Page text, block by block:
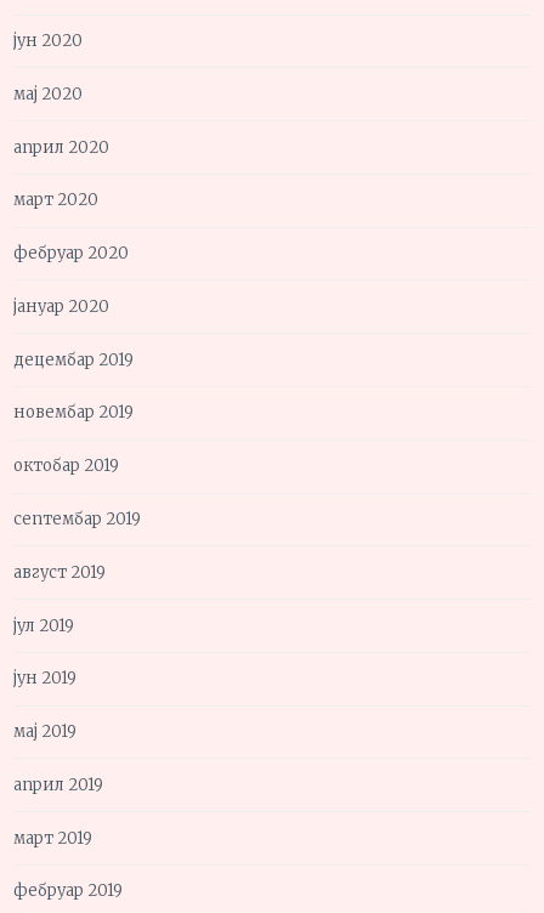
јун 2020
мај 2020
април 2020
март 2020
фебруар 2020
јануар 2020
децембар 2019
новембар 2019
октобар 2019
септембар 2019
август 2019
јул 2019
јун 2019
мај 2019
април 2019
март 2019
фебруар 2019